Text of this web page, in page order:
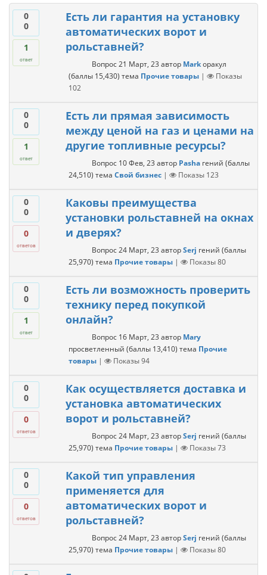
0
0
1
ответ
Есть ли гарантия на установку
автоматических ворот и
рольставней?
Вопрос 21 Март, 23 автор Mark оракул
(баллы 15,430) тема Прочие товары |
Показы
102
0
0
1
ответ
Есть ли прямая зависимость
между ценой на газ и ценами на
другие топливные ресурсы?
Вопрос 10 Фев, 23 автор Pasha гений (баллы
24,510) тема Свой бизнес | Показы 123
0
0
0
ответов
Каковы преимущества
установки рольставней на окнах
и дверях?
Вопрос 24 Март, 23 авторSerj гений (баллы
25,970) тема Прочие товары | Показы80
0
0
1
ответ
Есть ли возможность проверить
технику перед покупкой
онлайн?
Вопрос 16 Март, 23 автор Mary
просветленный (баллы 13,410) тема Прочие
товары | Показы94
0
0
0
ответов
Как осуществляется доставка и
установка автоматических
ворот и рольставней?
Вопрос 24 Март, 23 авторSerj гений (баллы
25,970) тема Прочие товары | Показы73
0
0
0
ответов
Какой тип управления
применяется для
автоматических ворот и
рольставней?
Вопрос 24 Март, 23 авторSerj гений (баллы
25,970) тема Прочие товары | Показы80